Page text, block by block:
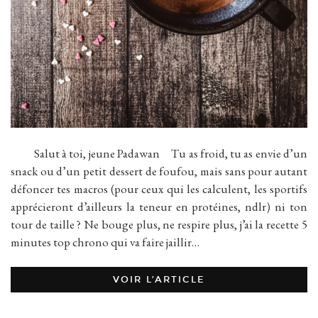
Salut à toi, jeune Padawan Tu as froid, tu as envie d’un
snack ou d’un petit dessert de foufou, mais sans pour autant
défoncer tes macros (pour ceux qui les calculent, les sportifs
apprécieront d’ailleurs la teneur en protéines, ndlr) ni ton
tour de taille ? Ne bouge plus, ne respire plus, j’ai la recette 5
minutes top chrono qui va faire jaillir…
VOIR L’ARTICLE